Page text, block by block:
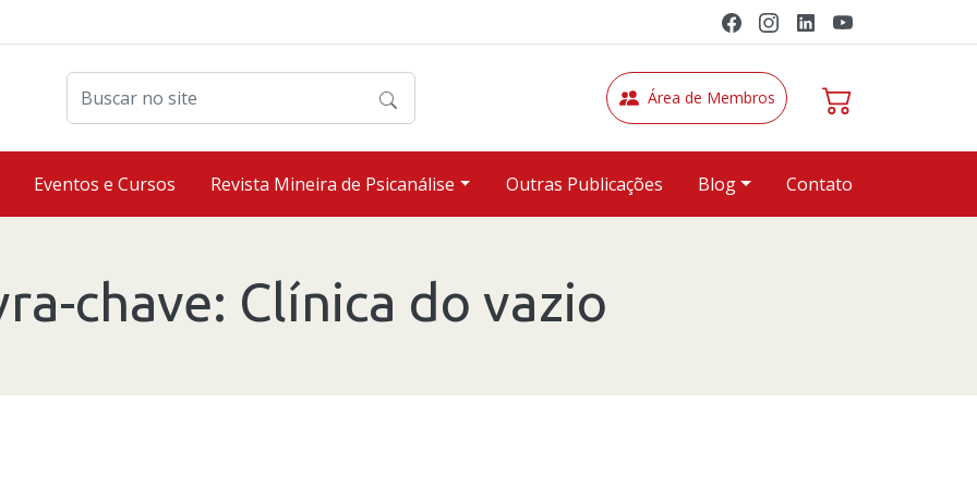
Buscar no site Área de Membros
Eventos e Cursos Revista Mineira de Psicanálise Outras Publicações Blog Contato
chave: Clínica do vazio